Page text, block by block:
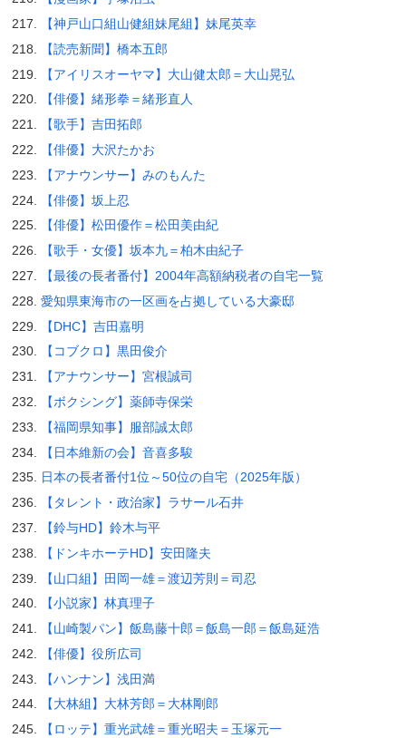
【神戸山口組山健組妹尾組】妹尾英幸
【読売新聞】橋本五郎
【アイリスオーヤマ】大山健太郎＝大山晃弘
【俳優】緒形拳＝緒形直人
【歌手】吉田拓郎
【俳優】大沢たかお
【アナウンサー】みのもんた
【俳優】坂上忍
【俳優】松田優作＝松田美由紀
【歌手・女優】坂本九＝柏木由紀子
【最後の長者番付】2004年高額納税者の自宅一覧
愛知県東海市の一区画を占拠している大豪邸
【DHC】吉田嘉明
【コブクロ】黒田俊介
【アナウンサー】宮根誠司
【ボクシング】薬師寺保栄
【福岡県知事】服部誠太郎
【日本維新の会】音喜多駿
日本の長者番付1位～50位の自宅（2025年版）
【タレント・政治家】ラサール石井
【鈴与HD】鈴木与平
【ドンキホーテHD】安田隆夫
【山口組】田岡一雄＝渡辺芳則＝司忍
【小説家】林真理子
【山崎製パン】飯島藤十郎＝飯島一郎＝飯島延浩
【俳優】役所広司
【ハンナン】浅田満
【大林組】大林芳郎＝大林剛郎
【ロッテ】重光武雄＝重光昭夫＝玉塚元一